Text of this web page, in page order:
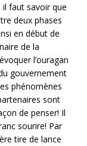
il faut savoir que
deux phases
en début de
de la
l’ouragan
gouvernement
phénomènes
sont
de penser! Il
sourire! Par
tire de lance